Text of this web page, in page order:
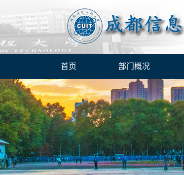
首页 部门概况